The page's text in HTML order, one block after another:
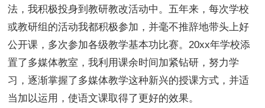
法，我积极投身到教研教改活动中。五年来，每次学校
或教研组的活动我都积极参加，并毫不推辞地带头上好
公开课，多次参加各级教学基本功比赛。20xx年学校添
置了多媒体教室，我利用课余时间加紧钻研，努力学
习，逐渐掌握了多媒体教学这种新兴的授课方式，并适
当加以运用，使语文课取得了更好的效果。